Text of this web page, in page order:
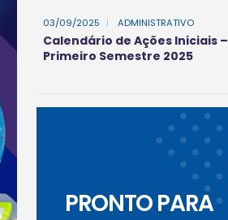
03/09/2025 | ADMINISTRATIVO
Calendário de Ações Iniciais –
Primeiro Semestre 2025
PRONTO PARA